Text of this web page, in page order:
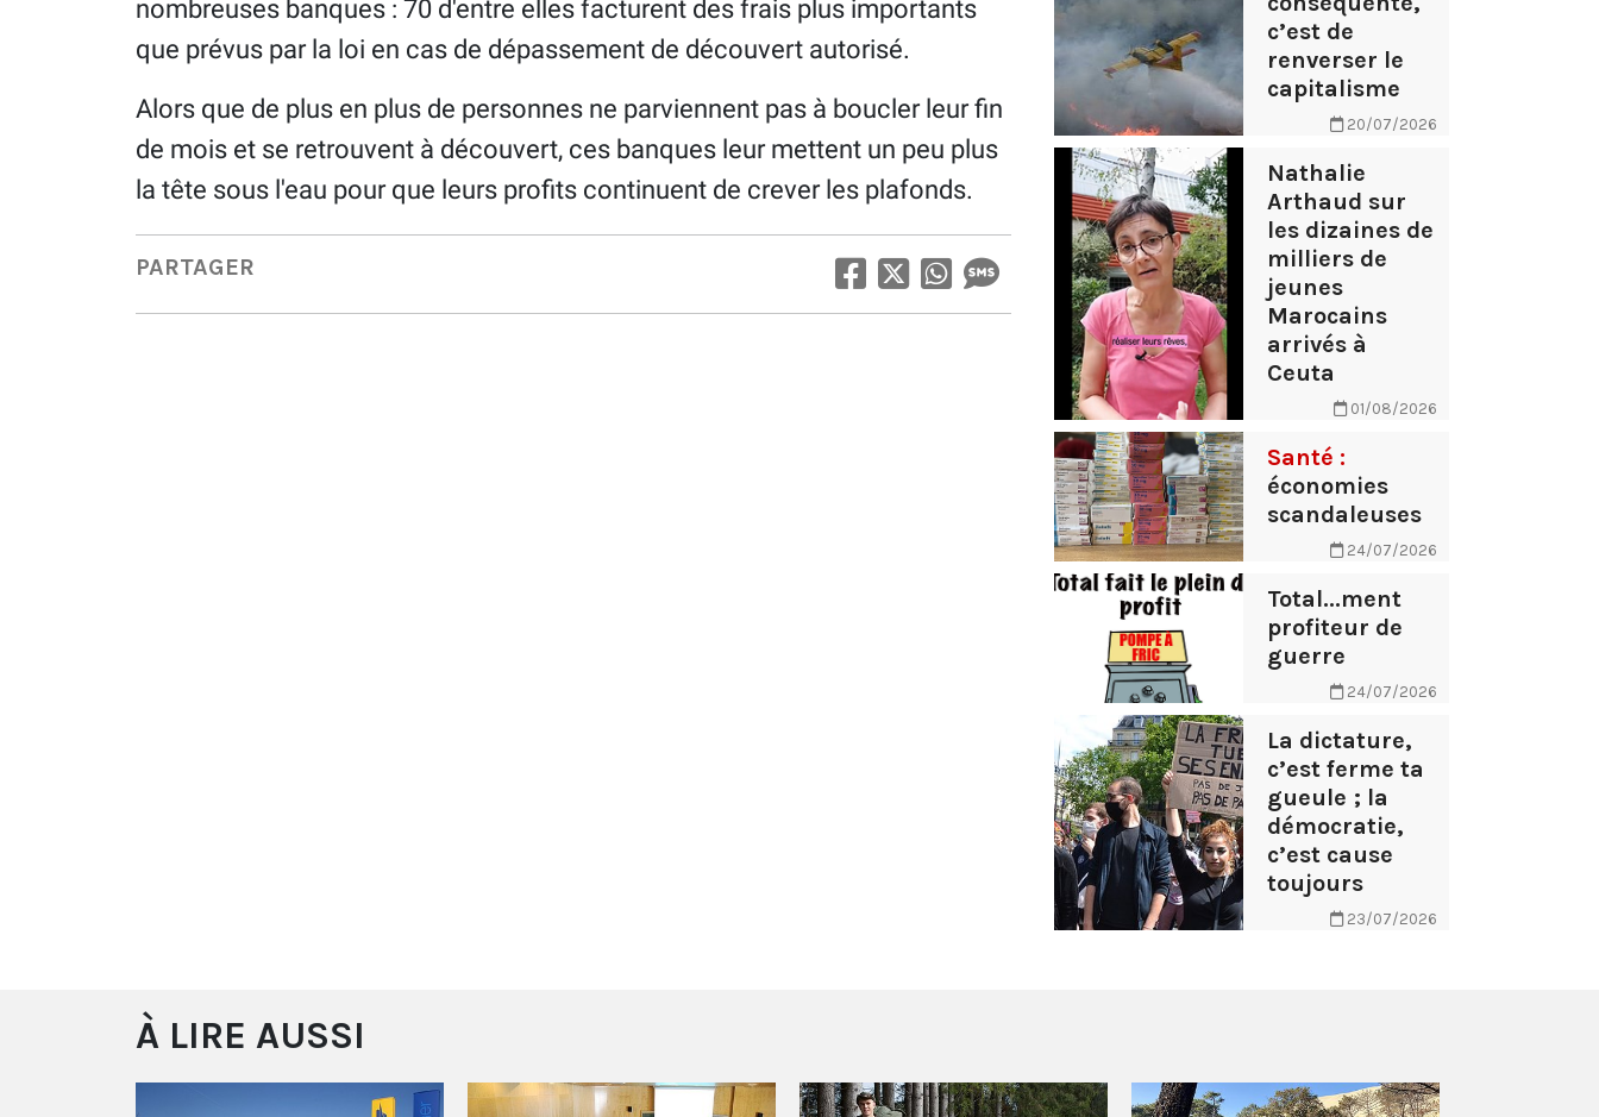
nombreuses banques : 70 d'entre elles facturent des frais plus importants
que prévus par la loi en cas de dépassement de découvert autorisé.
Alors que de plus en plus de personnes ne parviennent pas à boucler leur fin
de mois et se retrouvent à découvert, ces banques leur mettent un peu plus
la tête sous l'eau pour que leurs profits continuent de crever les plafonds.
PARTAGER
c’est de
renverser le
capitalisme
20/07/2026
Nathalie
Arthaud sur
les dizaines de
milliers de
jeunes
Marocains
arrivés à
Ceuta
01/08/2026
Santé :
économies
scandaleuses
24/07/2026
Total...ment
profiteur de
guerre
24/07/2026
La dictature,
c’est ferme ta
gueule ; la
démocratie,
c’est cause
toujours
23/07/2026
À LIRE AUSSI